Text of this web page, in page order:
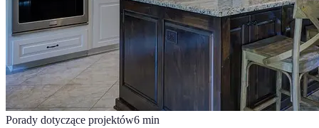
Porady dotyczące projektów6 min